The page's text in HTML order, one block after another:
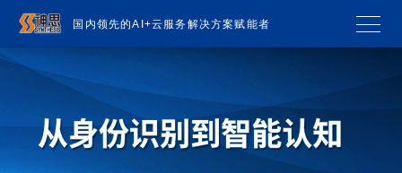
国内领先的AI+云服务解决方案赋能者